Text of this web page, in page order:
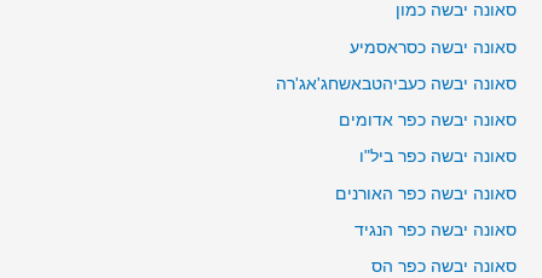
סאונה יבשה כמון
סאונה יבשה כסראסמיע
סאונה יבשה כעביהטבאשחג'אג'רה
סאונה יבשה כפר אדומים
סאונה יבשה כפר ביל"ו
סאונה יבשה כפר האורנים
סאונה יבשה כפר הנגיד
סאונה יבשה כפר הס